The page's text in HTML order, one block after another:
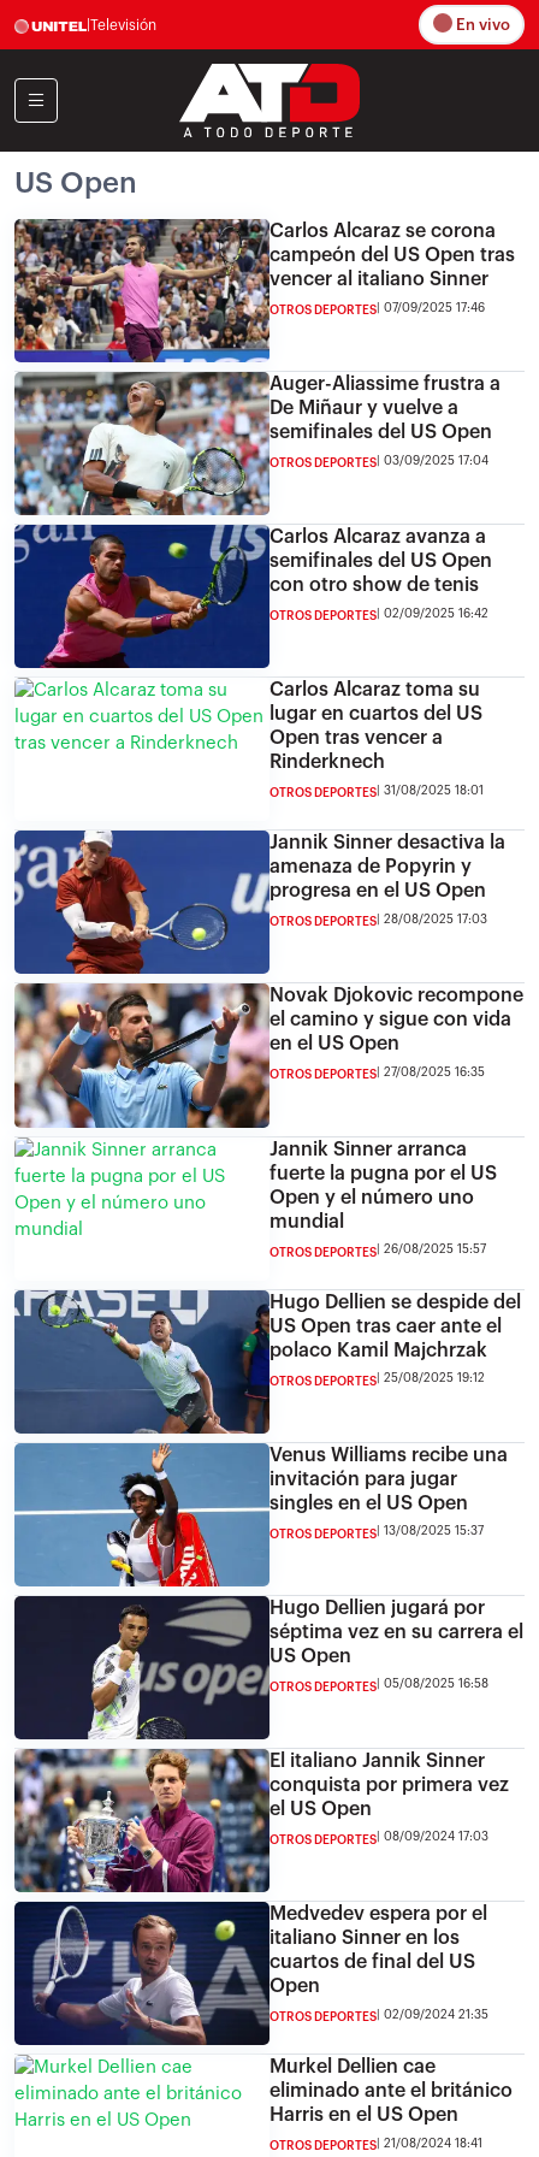
Televisión En vivo
US Open
Carlos Alcaraz se corona
campeón del US Open tras
vencer al italiano Sinner
OTROS DEPORTES 07/09/2025 17:46
Auger-Aliassime frustra a
De Miñaur y vuelve a
semifinales del US Open
OTROS DEPORTES 03/09/2025 17:04
Carlos Alcaraz avanza a
semifinales del US Open
con otro show de tenis
OTROS DEPORTES 02/09/2025 16:42
Carlos Alcaraz toma su
lugar en cuartos del US
Open tras vencer a
Rinderknech
OTROS DEPORTES 31/08/2025 18:01
Jannik Sinner desactiva la
amenaza de Popyrin y
progresa en el US Open
OTROS DEPORTES 28/08/2025 17:03
Novak Djokovic recompone
el camino y sigue con vida
en el US Open
OTROS DEPORTES 27/08/2025 16:35
Jannik Sinner arranca
fuerte la pugna por el US
Open y el número uno
mundial
OTROS DEPORTES 26/08/2025 15:57
Hugo Dellien se despide del
US Open tras caer ante el
polaco Kamil Majchrzak
OTROS DEPORTES 25/08/2025 19:12
Venus Williams recibe una
invitación para jugar
singles en el US Open
OTROS DEPORTES 13/08/2025 15:37
Hugo Dellien jugará por
séptima vez en su carrera el
US Open
OTROS DEPORTES 05/08/2025 16:58
El italiano Jannik Sinner
conquista por primera vez
el US Open
OTROS DEPORTES 08/09/2024 17:03
Medvedev espera por el
italiano Sinner en los
cuartos de final del US
Open
OTROS DEPORTES 02/09/2024 21:35
Murkel Dellien cae
eliminado ante el británico
Harris en el US Open
OTROS DEPORTES 21/08/2024 18:41